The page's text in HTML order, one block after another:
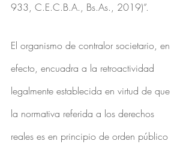
933, C.E.C.B.A., Bs.As., 2019)”.
El organismo de contralor societario, en
efecto, encuadra a la retroactividad
legalmente establecida en virtud de que
la normativa referida a los derechos
reales es en principio de orden público